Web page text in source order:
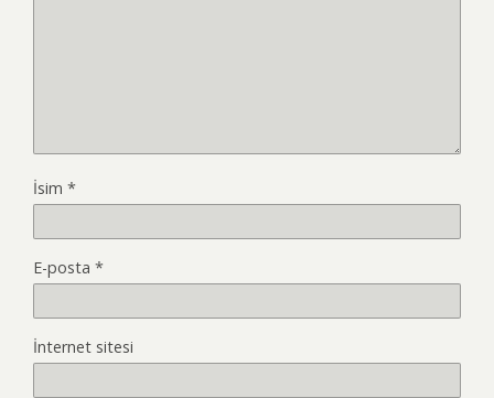
İsim *
E-posta *
İnternet sitesi